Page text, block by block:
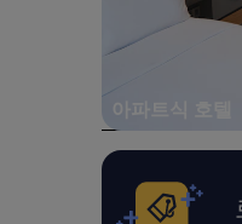
아파트식 호텔